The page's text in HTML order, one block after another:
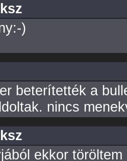
)
beterítették a
nincs
ekkor töröltem